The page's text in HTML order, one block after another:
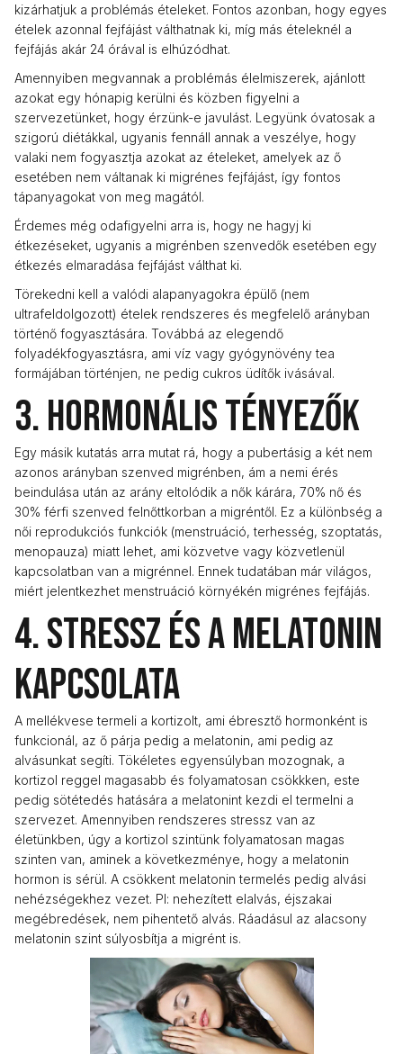
kizárhatjuk a problémás ételeket. Fontos azonban, hogy egyes
ételek azonnal fejfájást válthatnak ki, míg más ételeknél a
fejfájás akár 24 órával is elhúzódhat.
Amennyiben megvannak a problémás élelmiszerek, ajánlott
azokat egy hónapig kerülni és közben figyelni a
szervezetünket, hogy érzünk-e javulást. Legyünk óvatosak a
szigorú diétákkal, ugyanis fennáll annak a veszélye, hogy
valaki nem fogyasztja azokat az ételeket, amelyek az ő
esetében nem váltanak ki migrénes fejfájást, így fontos
tápanyagokat von meg magától.
Érdemes még odafigyelni arra is, hogy ne hagyj ki
étkezéseket, ugyanis a migrénben szenvedők esetében egy
étkezés elmaradása fejfájást válthat ki.
Törekedni kell a valódi alapanyagokra épülő (nem
ultrafeldolgozott) ételek rendszeres és megfelelő arányban
történő fogyasztására. Továbbá az elegendő
folyadékfogyasztásra, ami víz vagy gyógynövény tea
formájában történjen, ne pedig cukros üdítők ivásával.
3. Hormonális tényezők
Egy másik kutatás arra mutat rá, hogy a pubertásig a két nem
azonos arányban szenved migrénben, ám a nemi érés
beindulása után az arány eltolódik a nők kárára, 70% nő és
30% férfi szenved felnőttkorban a migréntől. Ez a különbség a
női reprodukciós funkciók (menstruáció, terhesség, szoptatás,
menopauza) miatt lehet, ami közvetve vagy közvetlenül
kapcsolatban van a migrénnel. Ennek tudatában már világos,
miért jelentkezhet menstruáció környékén migrénes fejfájás.
4. Stressz és a melatonin
kapcsolata
A mellékvese termeli a kortizolt, ami ébresztő hormonként is
funkcionál, az ő párja pedig a melatonin, ami pedig az
alvásunkat segíti. Tökéletes egyensúlyban mozognak, a
kortizol reggel magasabb és folyamatosan csökkken, este
pedig sötétedés hatására a melatonint kezdi el termelni a
szervezet. Amennyiben rendszeres stressz van az
életünkben, úgy a kortizol szintünk folyamatosan magas
szinten van, aminek a következménye, hogy a melatonin
hormon is sérül. A csökkent melatonin termelés pedig alvási
nehézségekhez vezet. Pl: nehezített elalvás, éjszakai
megébredések, nem pihentető alvás. Ráadásul az alacsony
melatonin szint súlyosbítja a migrént is.